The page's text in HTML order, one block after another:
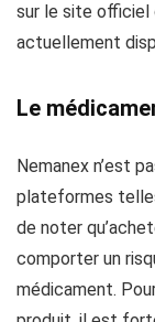
sur le site officiel
actuellement
Le
Nemanex n’est
plateformes
de noter
comporter un
médicament.